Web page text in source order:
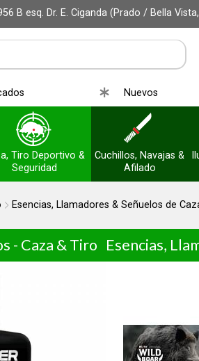
B esq. Dr. E. Ciganda (Prado / Bella
Nuevos
Tiro Deportivo &
Seguridad
Cuchillos, Navajas &
Afilado
Esencias, Llamadores & Señuelos de
- Caza & Tiro Esencias,